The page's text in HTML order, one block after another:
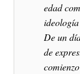
edad
De un
de